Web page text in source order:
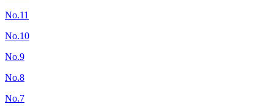
No.11
No.10
No.9
No.8
No.7